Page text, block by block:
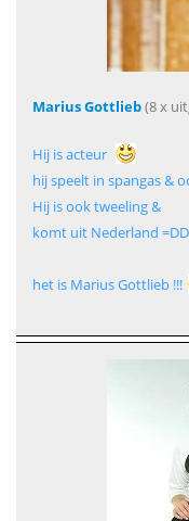
Marius Gottlieb(8 x
Hij is acteur
hij speelt in spangas &
Hij is ook tweeling &
komt uit Nederland
het is Marius Gottlieb !!!